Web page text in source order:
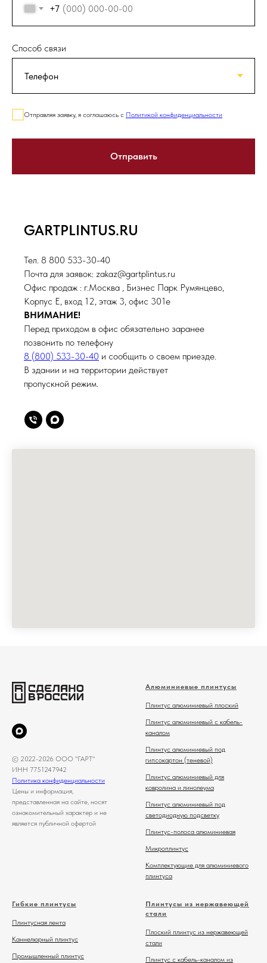
+7
Способ связи
Отправляя заявку, я соглашаюсь с Политикой конфиденциальности
Отправить
GARTPLINTUS.RU
Тел. 8 800 533-30-40
Почта для заявок: zakaz@gartplintus.ru
Офис продаж : г.Москва , Бизнес Парк Румянцево,
Корпус Е, вход 12, этаж 3, офис 301е
ВНИМАНИЕ!
Перед приходом в офис обязательно заранее
позвонить по телефону
8 (800) 533-30-40 и сообщить о своем приезде.
В здании и на территории действует
пропускной режим.
© 2022-2026 ООО "ГАРТ"
ИНН 7751247942
Политика конфиденциальности
Цены и информация,
представленная на сайте, носят
ознакомительный характер и не
является публичной офертой
Алюминиевые плинтусы
Плинтус алюминиевый плоский
Плинтус алюминиевый с кабель-
каналом
Плинтус алюминиевый под
гипсокартон (теневой)
Плинтус алюминиевый для
ковролина и линолеума
Плинтус алюминиевый под
светодиодную подсветку
Плинтус-полоса алюминиевая
Микроплинтус
Комплектующие для алюминиевого
плинтуса
Гибкие плинтусы
Плинтусная лента
Каннелюрный плинтус
Промышленный плинтус
Плинтусы из нержавеющей
стали
Плоский плинтус из нержавеющей
стали
Плинтус с кабель-каналом из